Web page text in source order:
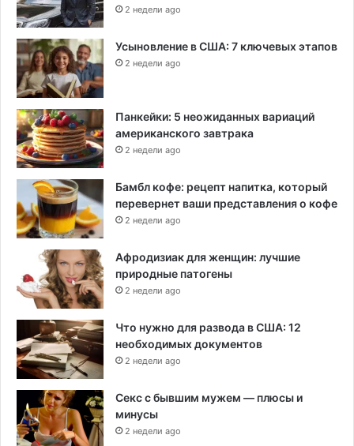
2 недели ago
Усыновление в США: 7 ключевых этапов
2 недели ago
Панкейки: 5 неожиданных вариаций
американского завтрака
2 недели ago
Бамбл кофе: рецепт напитка, который
перевернет ваши представления о кофе
2 недели ago
Афродизиак для женщин: лучшие
природные патогены
2 недели ago
Что нужно для развода в США: 12
необходимых документов
2 недели ago
Секс с бывшим мужем — плюсы и
минусы
2 недели ago